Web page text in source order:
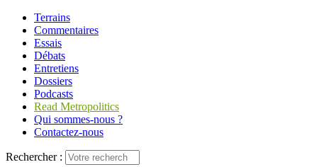
Terrains
Commentaires
Essais
Débats
Entretiens
Dossiers
Podcasts
Read Metropolitics
Qui sommes-nous ?
Contactez-nous
Rechercher :